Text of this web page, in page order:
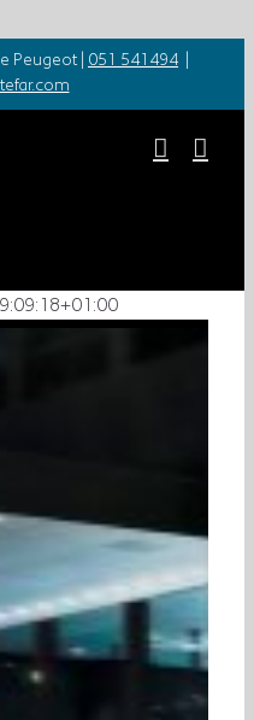
Peugeot | 051 541494